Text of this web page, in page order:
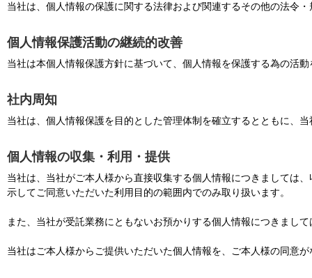
当社は、個人情報の保護に関する法律および関連するその他の法令
個人情報保護活動の継続的改善
当社は本個人情報保護方針に基づいて、個人情報を保護する為の活
社内周知
当社は、個人情報保護を目的とした管理体制を確立するとともに、
個人情報の収集・利用・提供
当社は、当社がご本人様から直接収集する個人情報につきましては
示してご同意いただいた利用目的の範囲内でのみ取り扱います。
また、当社が受託業務にともないお預かりする個人情報につきまし
当社はご本人様からご提供いただいた個人情報を、ご本人様の同意